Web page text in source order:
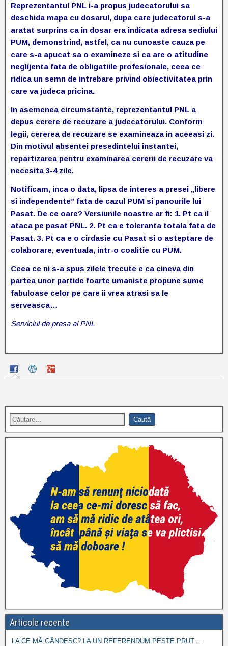
Reprezentantul PNL i-a propus judecatorului sa
deschida mapa cu dosarul, dupa care judecatorul s-a
aratat surprins ca in dosar era indicata adresa sediului
PUM, demonstrind, astfel, ca nu cunoaste cauza pe
care s-a apucat sa o examineze si ca are o atitudine
neglijenta fata de obligatiile profesionale, ceea ce
ridica un semn de intrebare privind obiectivitatea prin
care va judeca pricina.
In asemenea circumstante, reprezentantul PNL a
depus cerere de recuzare a judecatorului. Conform
legii, cererea de recuzare se examineaza in aceeasi zi.
Din motivul absentei presedintelui instantei,
repartizarea pentru examinarea cererii de recuzare va
necesita 3-4 zile.
Notificam, inca o data, lipsa de interes a presei „libere
si independente” fata de cazul PUM si panourile lui
Pasat. De ce oare? Versiunile noastre ar fi: 1. Pt ca il
ataca pe pasat PNL. 2. Pt ca e toleranta totala fata de
Pasat. 3. Pt ca e o cirdasie cu Pasat si o asteptare de
colaborare, eventuala, intr-o coalitie cu PUM.
Ceea ce ni s-a spus zilele trecute e ca cineva din
partea unor partide foarte umaniste propune sume
fabuloase celor pe care ii vrea atrasi sa le
serveasca…
Serviciul de presa al PNL
Articole recente
LA CE MĂ GÂNDESC? LA UN REFERENDUM PESTE PRUT…